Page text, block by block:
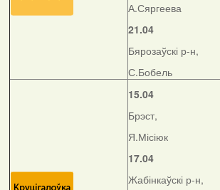
А.Сяргеева
21.04
Бярозаўскі р-н,
С.Бобель
15.04
Брэст,
Я.Місіюк
17.04
Жабінкаўскі р-н,